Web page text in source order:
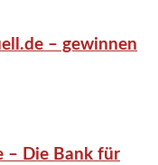
– gewinnen
– Die Bank für